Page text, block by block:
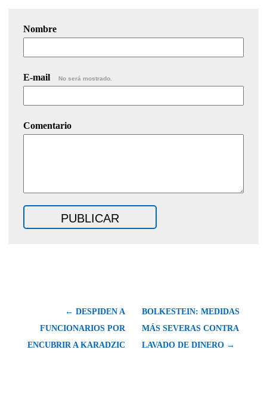
Nombre
E-mail No será mostrado.
Comentario
← DESPIDEN A
FUNCIONARIOS POR
ENCUBRIR A KARADZIC
BOLKESTEIN: MEDIDAS
MÁS SEVERAS CONTRA
LAVADO DE DINERO →